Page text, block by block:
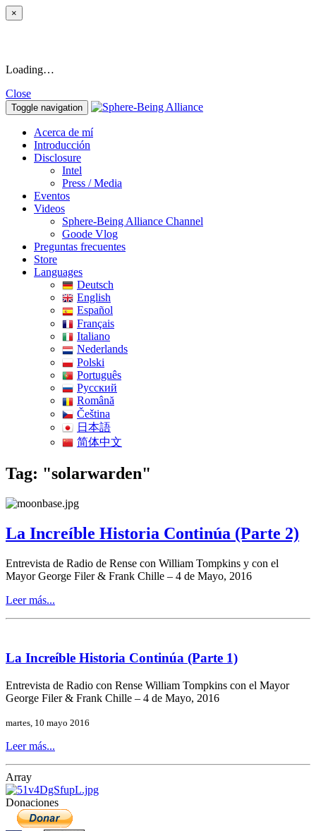
×
Loading…
Close
Toggle navigation
Acerca de mí
Introducción
Disclosure
Intel
Press / Media
Eventos
Videos
Sphere-Being Alliance Channel
Goode Vlog
Preguntas frecuentes
Store
Languages
Deutsch
English
Español
Français
Italiano
Nederlands
Polski
Português
Pусский
Română
Čeština
日本語
简体中文
Tag: "solarwarden"
La Increíble Historia Continúa (Parte 2)
Entrevista de Radio de Rense con William Tompkins y con el
Mayor George Filer & Frank Chille – 4 de Mayo, 2016
Leer más...
La Increíble Historia Continúa (Parte 1)
Entrevista de Radio con Rense William Tompkins con el Mayor
George Filer & Frank Chille – 4 de Mayo, 2016
martes, 10 mayo 2016
Leer más...
Array
Donaciones